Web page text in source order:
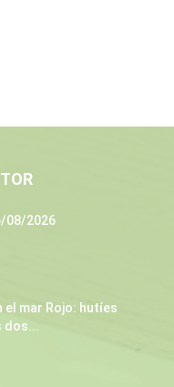
08/2026
el mar Rojo: hutíes
dos...